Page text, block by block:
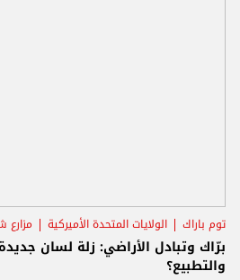
توم باراك الولايات المتحدة الأميركية مزارع
برّاك وتبادل الأراضي: زلة لسان
والتطبيع؟